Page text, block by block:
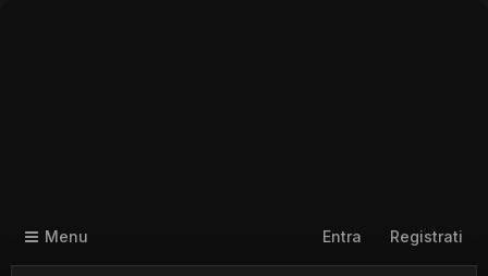
Menu Entra Registrati